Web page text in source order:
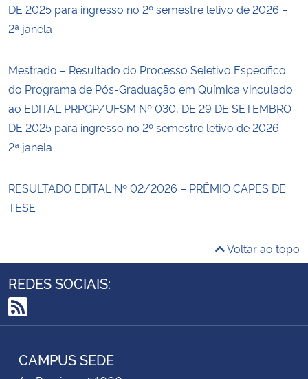
DE 2025 para ingresso no 2º semestre letivo de 2026 –
2ª janela
Mestrado – Resultado do Processo Seletivo Específico
do Programa de Pós-Graduação em Química vinculado
ao EDITAL PRPGP/UFSM Nº 030, DE 29 DE SETEMBRO
DE 2025 para ingresso no 2º semestre letivo de 2026 –
2ª janela
RESULTADO EDITAL Nº 02/2026 – PRÊMIO CAPES DE
TESE
Voltar ao topo
REDES SOCIAIS:
RSS
CAMPUS SEDE